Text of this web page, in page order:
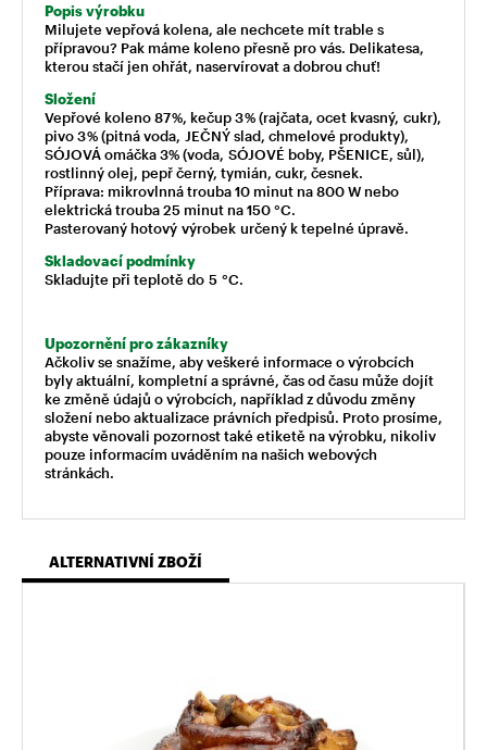
Popis výrobku
Milujete vepřová kolena, ale nechcete mít trable s
přípravou? Pak máme koleno přesně pro vás. Delikatesa,
kterou stačí jen ohřát, naservírovat a dobrou chuť!
Složení
Vepřové koleno 87 %, kečup 3 % (rajčata, ocet kvasný, cukr),
pivo 3 % (pitná voda, JEČNÝ slad, chmelové produkty),
SÓJOVÁ omáčka 3% (voda, SÓJOVÉ boby, PŠENICE, sůl),
rostlinný olej, pepř černý, tymián, cukr, česnek.
Příprava: mikrovlnná trouba 10 minut na 800 W nebo
elektrická trouba 25 minut na 150 °C.
Pasterovaný hotový výrobek určený k tepelné úpravě.
Skladovací podmínky
Skladujte při teplotě do 5 °C.
Upozornění pro zákazníky
Ačkoliv se snažíme, aby veškeré informace o výrobcích
byly aktuální, kompletní a správné, čas od času může dojít
ke změně údajů o výrobcích, například z důvodu změny
složení nebo aktualizace právních předpisů. Proto prosíme,
abyste věnovali pozornost také etiketě na výrobku, nikoliv
pouze informacím uváděním na našich webových
stránkách.
ALTERNATIVNÍ ZBOŽÍ